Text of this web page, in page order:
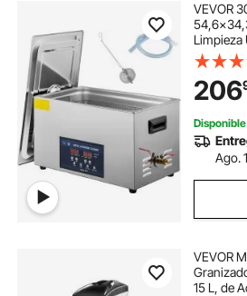
maquina bebidas o granizados
maquina pollo máquina
máquinas bebidas
maquina de bebidas granizadas
VEVOR
Limpieza
28/40
minutos
206
Disponible
Ago.
VEVOR
15 L, de